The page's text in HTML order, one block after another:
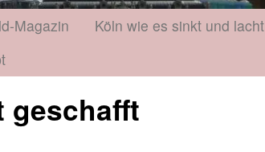
Magazin Köln wie es sinkt und lacht
geschafft